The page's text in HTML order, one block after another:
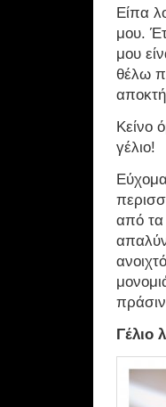
Είπα
μου.
μου
θέλω
Κείνο
γέλιο!
από τα
Γέλιο